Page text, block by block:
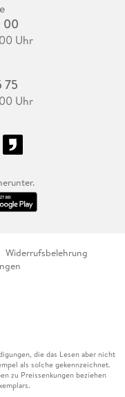
00
Uhr
75
Uhr
Widerrufsbelehrung
die das Lesen aber nicht
als solche gekennzeichnet.
zu Preissenkungen beziehen